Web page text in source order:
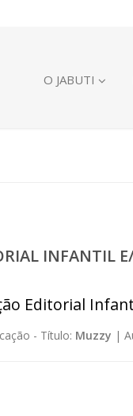
O JABUTI
INFANTIL
Editorial
- Título: Muzzy |